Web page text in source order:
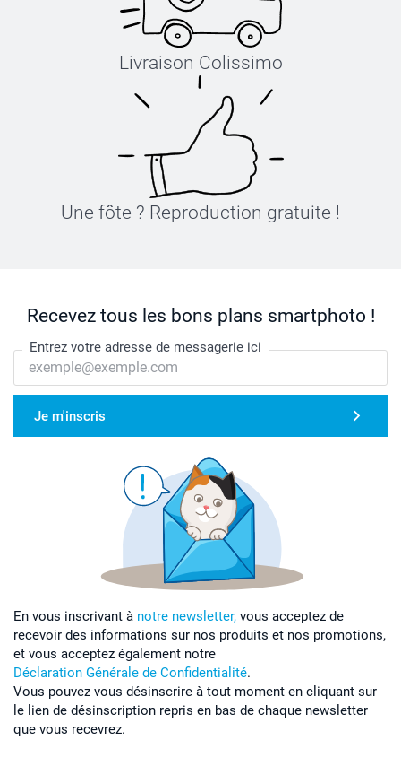
Livraison Colissimo
Une fôte ? Reproduction gratuite !
Recevez tous les bons plans smartphoto !
Entrez votre adresse de messagerie ici
Je m'inscris
En vous inscrivant à notre newsletter, vous acceptez de
recevoir des informations sur nos produits et nos promotions,
et vous acceptez également notre
Déclaration Générale de Confidentialité.
Vous pouvez vous désinscrire à tout moment en cliquant sur
le lien de désinscription repris en bas de chaque newsletter
que vous recevrez.